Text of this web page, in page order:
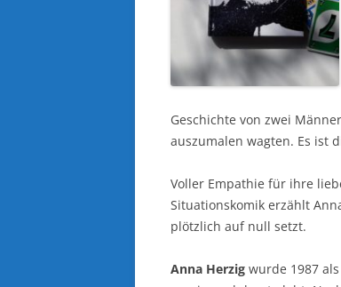
Geschichte von zwei
auszumalen wagten. Es ist
Voller Empathie für ihre
Situationskomik erzählt
plötzlich auf null setzt.
Anna Herzig wurde 1987